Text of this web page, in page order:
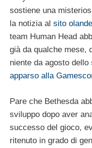
sostiene una
la notizia al sito
team Human Head
già da qualche mese,
niente da agosto dello
apparso alla
Pare che Bethesda
sviluppo dopo aver
successo del gioco,
ritenuto in grado di